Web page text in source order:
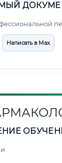
Написать в Max